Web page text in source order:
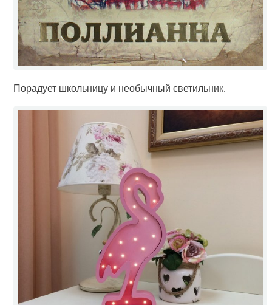
Порадует школьницу и необычный светильник.